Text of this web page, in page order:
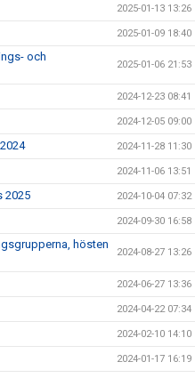
2025-01-13 13:26
2025-01-09 18:40
och
2025-01-06 21:53
2024-12-23 08:41
2024-12-05 09:00
2024-11-28 11:30
2024-11-06 13:51
2025 2024-10-04 07:32
2024-09-30 16:58
hösten
2024-08-27 13:26
2024-06-27 13:36
2024-04-22 07:34
2024-02-10 14:10
2024-01-17 16:19